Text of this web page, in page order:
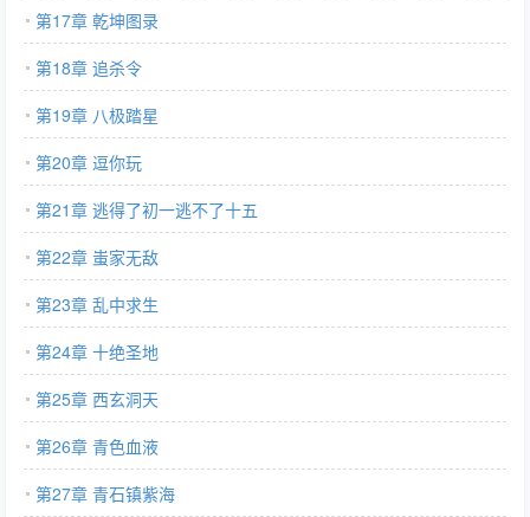
第17章 乾坤图录
第18章 追杀令
第19章 八极踏星
第20章 逗你玩
第21章 逃得了初一逃不了十五
第22章 蚩家无敌
第23章 乱中求生
第24章 十绝圣地
第25章 西玄洞天
第26章 青色血液
第27章 青石镇紫海